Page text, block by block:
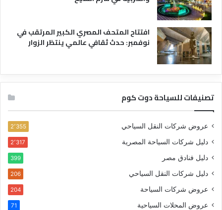
افتتاح المتحف المصري الكبير المرتقب في
نوفمبر: حدث ثقافي عالمي ينتظر الزوار
تصنيفات للسياحة دوت كوم
عروض شركات النقل السياحي 2٬355
دليل شركات السياحة المصرية 2٬317
دليل فنادق مصر 399
دليل شركات النقل السياحي 206
عروض شركات السياحة 204
عروض المحلات السياحية 71